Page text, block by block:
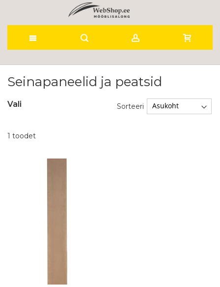
to
Seinapaneelid ja peatsid
1 toodet
Sorteeri
Vali